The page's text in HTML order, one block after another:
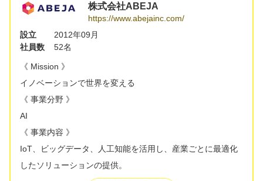
株式会社ABEJA
https://www.abejainc.com/
設立
2012年09月
社員数
52名
《 Mission 》
イノベーションで世界を変える
《 事業分野 》
AI
《 事業内容 》
IoT、ビッグデータ、人工知能を活用し、産業ごとに最適化
したソリューションの提供。